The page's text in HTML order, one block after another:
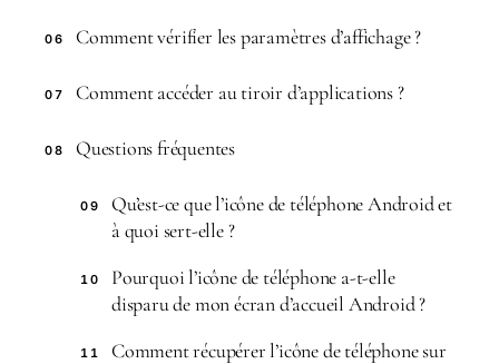
06 Comment vérifier les paramètres d’affichage ?
07 Comment accéder au tiroir d’applications ?
08 Questions fréquentes
09
Qu’est-ce que l’icône de téléphone Android et
à quoi sert-elle ?
10
Pourquoi l’icône de téléphone a-t-elle
disparu de mon écran d’accueil Android ?
11
Comment récupérer l’icône de téléphone sur